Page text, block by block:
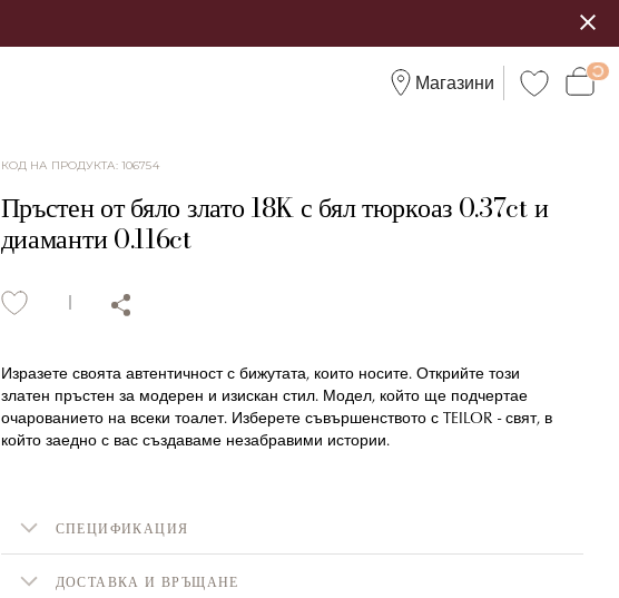
Магазини
КОД НА ПРОДУКТА: 106754
Пръстен от бяло злато 18K с бял тюркоаз 0.37ct и
диаманти 0.116ct
Изразете своята автентичност с бижутата, които носите. Открийте този
златен пръстен за модерен и изискан стил. Модел, който ще подчертае
очарованието на всеки тоалет. Изберете съвършенството с TEILOR - свят, в
който заедно с вас създаваме незабравими истории.
СПЕЦИФИКАЦИЯ
ДОСТАВКА И ВРЪЩАНЕ